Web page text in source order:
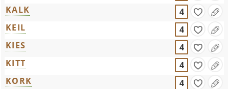
KALK
4
KEIL
4
KIES
4
KITT
4
KORK
4